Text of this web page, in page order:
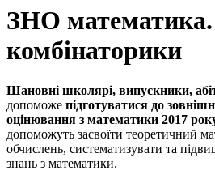
ЗНО математика.
комбінаторики
Шановні школярі, випускники,
допоможе підготуватися до
оцінювання з математики 2017
допоможуть засвоїти теоретичний
обчислень, систематизувати та
знань з математики.